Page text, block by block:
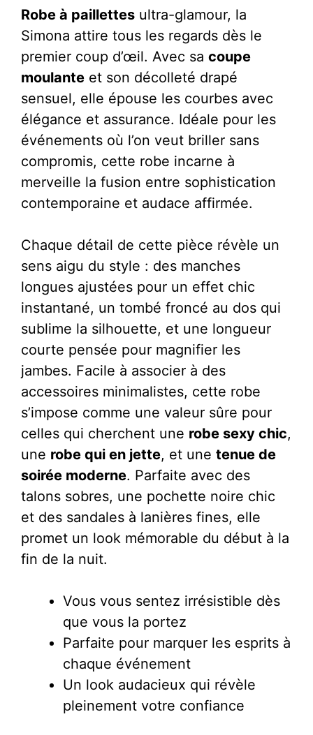
Longues
Et
Coupe
Moulante
Glamour
-
Simona
Robe à paillettes ultra-glamour, la
Simona attire tous les regards dès le
premier coup d’œil. Avec sa coupe
moulante et son décolleté drapé
sensuel, elle épouse les courbes avec
élégance et assurance. Idéale pour les
événements où l’on veut briller sans
compromis, cette robe incarne à
merveille la fusion entre sophistication
contemporaine et audace affirmée.
Chaque détail de cette pièce révèle un
sens aigu du style : des manches
longues ajustées pour un effet chic
instantané, un tombé froncé au dos qui
sublime la silhouette, et une longueur
courte pensée pour magnifier les
jambes. Facile à associer à des
accessoires minimalistes, cette robe
s’impose comme une valeur sûre pour
celles qui cherchent une robe sexy chic,
une robe qui en jette, et une tenue de
soirée moderne. Parfaite avec des
talons sobres, une pochette noire chic
et des sandales à lanières fines, elle
promet un look mémorable du début à la
fin de la nuit.
Vous vous sentez irrésistible dès
que vous la portez
Parfaite pour marquer les esprits à
chaque événement
Un look audacieux qui révèle
pleinement votre confiance